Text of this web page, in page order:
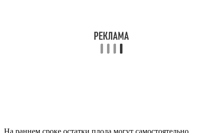
Имплантационное кровотечение
При закреплении эмбриона может произойти повреждение